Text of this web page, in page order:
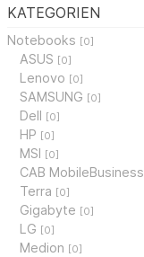
KATEGORIEN
Notebooks [0]
ASUS [0]
Lenovo [0]
SAMSUNG [0]
Dell [0]
HP [0]
MSI [0]
CAB MobileBusiness
Terra [0]
Gigabyte [0]
LG [0]
Medion [0]